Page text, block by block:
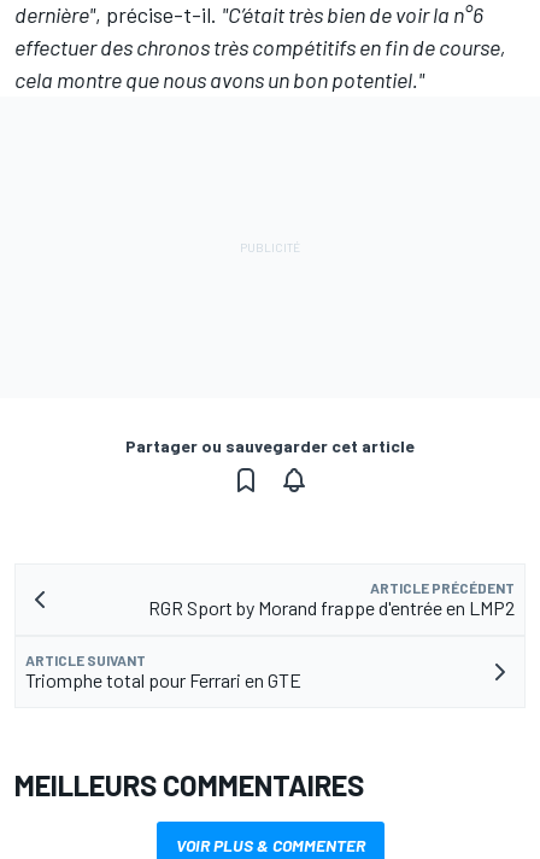
dernière", précise-t-il. "C’était très bien de voir la n°6
effectuer des chronos très compétitifs en fin de course,
cela montre que nous avons un bon potentiel."
Partager ou sauvegarder cet article
ARTICLE PRÉCÉDENT
RGR Sport by Morand frappe d'entrée en LMP2
ARTICLE SUIVANT
Triomphe total pour Ferrari en GTE
MEILLEURS COMMENTAIRES
VOIR PLUS & COMMENTER